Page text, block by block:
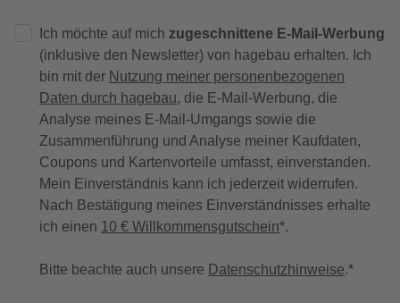
Ich möchte auf mich zugeschnittene E-Mail-Werbung
(inklusive den Newsletter) von hagebau erhalten. Ich
bin mit der Nutzung meiner personenbezogenen
Daten durch hagebau, die E-Mail-Werbung, die
Analyse meines E-Mail-Umgangs sowie die
Zusammenführung und Analyse meiner Kaufdaten,
Coupons und Kartenvorteile umfasst, einverstanden.
Mein Einverständnis kann ich jederzeit widerrufen.
Nach Bestätigung meines Einverständnisses erhalte
ich einen 10 € Willkommensgutschein*.
Bitte beachte auch unsere Datenschutzhinweise.